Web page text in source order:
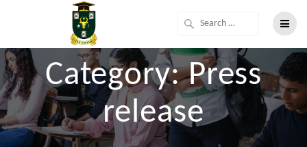
Category:Press
release